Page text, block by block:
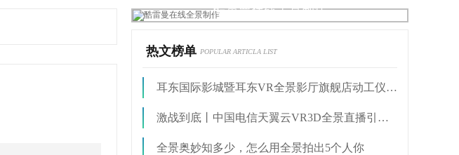
酷雷曼在线全景制作
热文榜单 POPULAR ARTICLA LIST
耳东国际影城暨耳东VR全景影厅旗舰店动工仪式盛大举行
激战到底丨中国电信天翼云VR3D全景直播引燃拳击热火
全景奥妙知多少，怎么用全景拍出5个人你